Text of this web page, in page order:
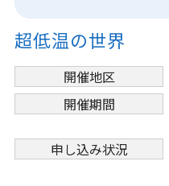
超低温の世界
開催地区
開催期間
申し込み状況